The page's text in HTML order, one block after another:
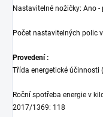
Nastavitelné nožičky: Ano -
Počet nastavitelných polic
Provedení :
Třída energetické účinnosti
Roční spotřeba energie v
2017/1369: 118